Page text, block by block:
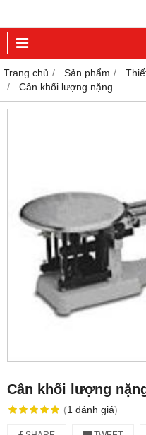
Trang chủ Sản phẩm
Cân khối lượng nặng
Cân khối lượng
(1 đánh giá)